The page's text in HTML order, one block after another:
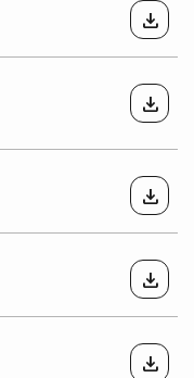
download
download
download
download
download